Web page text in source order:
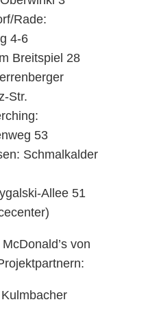
Rade:
4-6
Breitspiel 28
Str.
53
Schmalkalder
Allee 51
von